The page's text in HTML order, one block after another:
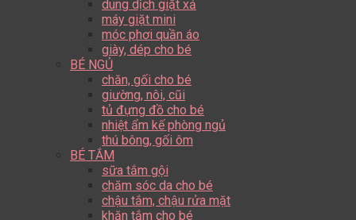
dung dịch giặt xả
máy giặt mini
móc phơi quần áo
giày, dép cho bé
BÉ NGỦ
chăn, gối cho bé
giường, nôi, cũi
tủ đựng đồ cho bé
nhiệt ẩm kế phòng ngủ
thú bông, gối ôm
BÉ TẮM
sữa tắm gội
chăm sóc da cho bé
chậu tắm, chậu rửa mặt
khăn tắm cho bé